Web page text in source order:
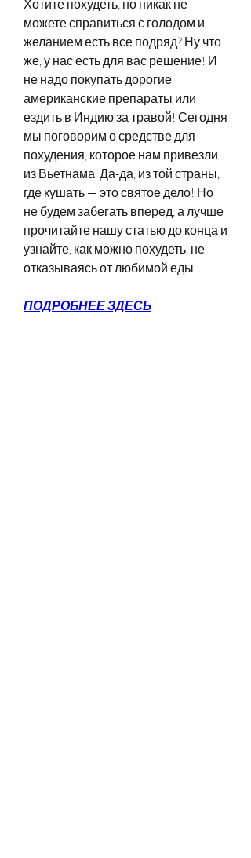
Хотите похудеть, но никак не
можете справиться с голодом и
желанием есть все подряд? Ну что
же, у нас есть для вас решение! И
не надо покупать дорогие
американские препараты или
ездить в Индию за травой! Сегодня
мы поговорим о средстве для
похудения, которое нам привезли
из Вьетнама. Да-да, из той страны,
где кушать — это святое дело! Но
не будем забегать вперед, а лучше
прочитайте нашу статью до конца и
узнайте, как можно похудеть, не
отказываясь от любимой еды.
ПОДРОБНЕЕ ЗДЕСЬ